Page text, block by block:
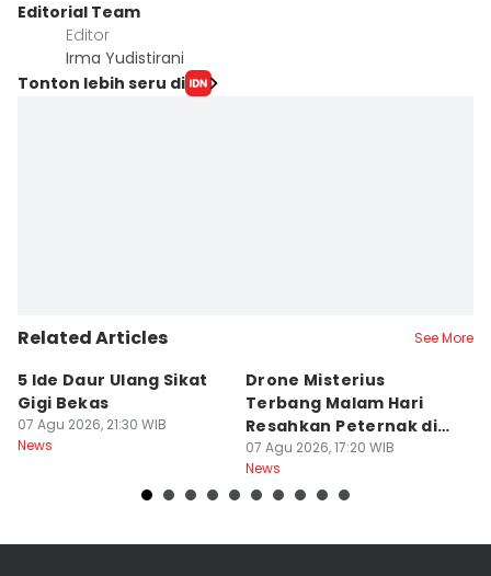
Editorial Team
Editor
Irma Yudistirani
Tonton lebih seru di
Related Articles See More
5 Ide Daur Ulang Sikat
Gigi Bekas
07 Agu 2026, 21:30 WIB
News
Drone Misterius
Terbang Malam Hari
Resahkan Peternak di
Marga Tabanan
07 Agu 2026, 17:20 WIB
News